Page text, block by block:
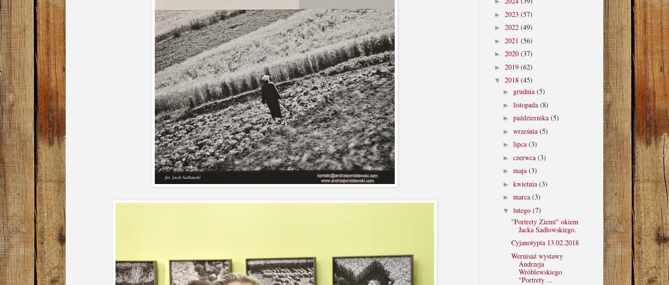
► 2023 (57)
► 2022 (49)
► 2021 (56)
► 2020 (37)
► 2019 (62)
▼ 2018 (45)
► grudnia (5)
► listopada (8)
► października (5)
► września (5)
► lipca (3)
► czerwca (3)
► maja (3)
► kwietnia (3)
► marca (3)
▼ lutego (7)
"Portrety Ziemi" okiem
Jacka Sadłowskiego.
Cyjanotypia 13.02.2018
Wernisaż wystawy
Andrzeja
Wróblewskiego
"Portrety ...